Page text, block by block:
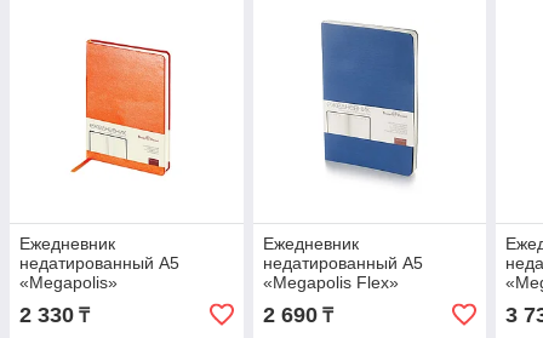
Ежедневник
недатированный А5
«Megapolis»
2 330 ₸
Ежедневник
недатированный А5
«Megapolis Flex»
2 690₸ 3